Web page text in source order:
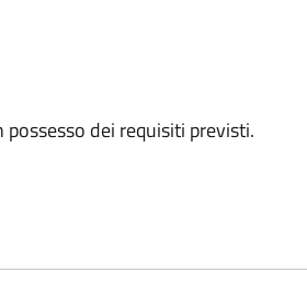
dei requisiti previsti.